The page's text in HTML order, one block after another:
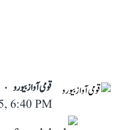
قومی آواز بیورو
6:40 PM